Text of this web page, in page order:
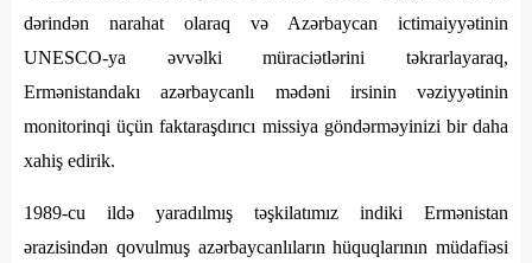
dərindən narahat olaraq və Azərbaycan ictimaiyyətinin
UNESCO-ya əvvəlki müraciətlərini təkrarlayaraq,
Ermənistandakı azərbaycanlı mədəni irsinin vəziyyətinin
monitorinqi üçün faktaraşdırıcı missiya göndərməyinizi bir daha
xahiş edirik.
1989-cu ildə yaradılmış təşkilatımız indiki Ermənistan
ərazisindən qovulmuş azərbaycanlıların hüquqlarının müdafiəsi